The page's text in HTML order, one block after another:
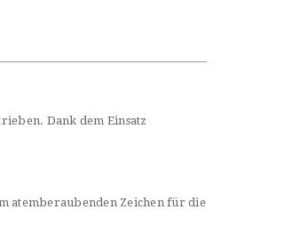
Dank dem Einsatz
atemberaubenden Zeichen für die